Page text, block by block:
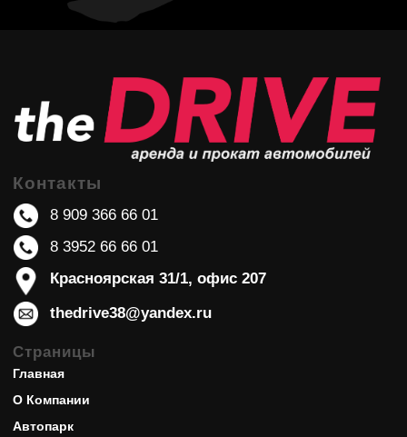
Страницы
Контакты
8 909 366 66 01
Красноярская 31/1, офис 207
8 3952 66 66 01
thedrive38@yandex.ru
Автопарк
О Компании
Главная